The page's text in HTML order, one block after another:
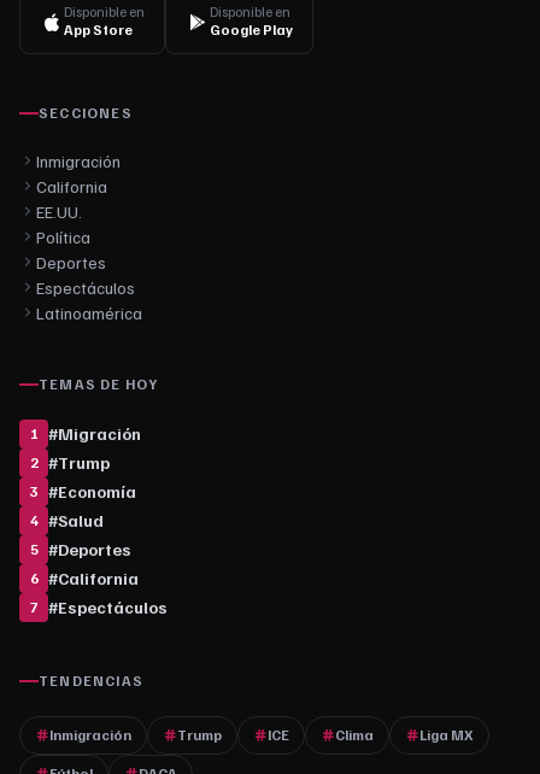
Disponible en
App Store
Disponible en
Google Play
SECCIONES
Inmigración
California
EE.UU.
Política
Deportes
Espectáculos
Latinoamérica
TEMAS DE HOY
1 #Migración
2 #Trump
3 #Economía
4 #Salud
5 #Deportes
6 #California
7 #Espectáculos
TENDENCIAS
Inmigración Trump ICE Clima Liga MX